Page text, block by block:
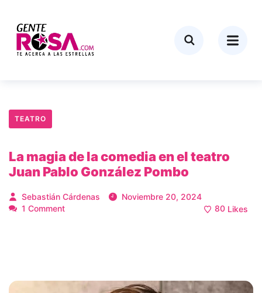
TEATRO
La magia de la comedia en el teatro
Juan Pablo González Pombo
Sebastián Cárdenas
Noviembre 20, 2024
1 Comment
80 Likes